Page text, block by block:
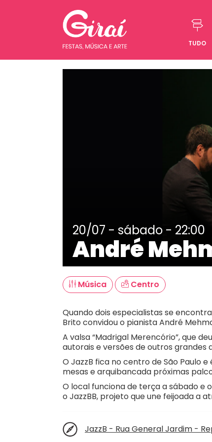
Pular para o conteúdo
TUDO
20/07 - sábado - 22:00
André
Música Centro
Quando dois especialistas se
Brito convidou o pianista André
A valsa “Madrigal Merencório”, que
autorais e versões de outros grandes
O JazzB fica no centro de São Paulo
mesas e arquibancada próximas
O local funciona de terça a sábado e
o JazzBB, projeto que une feijoada a
JazzB - Rua General Jardim -